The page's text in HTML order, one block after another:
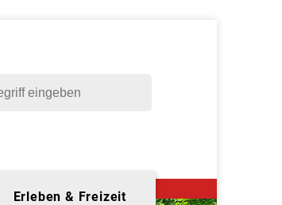
Erleben & Freizeit